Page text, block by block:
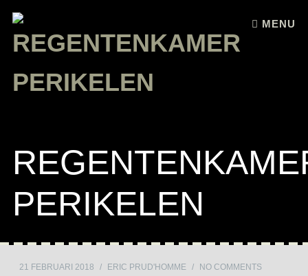
MENU
Skip to content
PERIKELEN
21 FEBRUARI 2018 / ERIC PRUD'HOMME / NO COMMENTS